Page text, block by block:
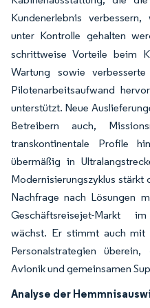
Kundenerlebnis
unter Kontrolle gehalten
schrittweise Vorteile beim
Wartung sowie
Pilotenarbeitsaufwand
unterstützt. Neue
Betreibern auch,
transkontinentale Profile
übermäßig in
Modernisierungszyklus
Nachfrage nach Lösungen
Geschäftsreisejet-Markt
wächst. Er stimmt auch mit
Personalstrategien
Avionik und gemeinsamen
Analyse der